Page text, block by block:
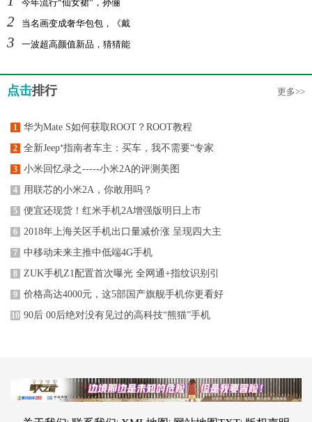
今年流行“仙女裙”，孙俪
2 当名画变成奢华包包，《戴
3 一波超高颜值新品，猜猜能
点击排行 更多>>
1 华为Mate S如何获取ROOT？ROOT教程
2 全新Jeep⁺指南者车主：买车，我不需要“专家
3 小米回忆录之-----小米2A的评测美图
4 用联芯的小米2A，你敢用吗？
5 便宜还现货！红米手机2A增强版明日上市
6 2018年上海关区手机出口量减价涨 呈现四大主
7 中移动未来主推中低端4G手机
8 ZUK手机Z1配置首次曝光 全网通+指纹识别引
9 价格高达4000元，这5部国产旗舰手机你更看好
10 90后 00后绝对没有见过的高科技“熊猫”手机